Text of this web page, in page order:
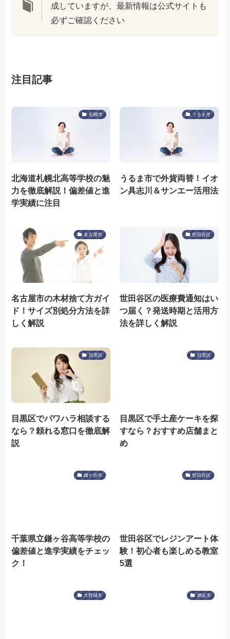
成していますが、最新情報は公式サイトも
必ずご確認ください
注目記事
札幌市
北海道札幌北高等学校の魅
力を徹底解説！偏差値と進
学実績に注目
うるま市
うるま市で外貨両替！イオ
ン具志川＆サンエー活用法
名古屋市
名古屋市の木材捨て方ガイ
ド！サイズ別処分方法を詳
しく解説
世田谷区
世田谷区の医療費通知はい
つ届く？発送時期と活用方
法を詳しく解説
目黒区
目黒区でパワハラ相談する
なら？頼れる窓口を徹底解
説
目黒区
目黒区で手土産ケーキを探
すなら？おすすめ店舗まと
め
鎌ケ谷市
千葉県立鎌ヶ谷高等学校の
偏差値と進学実績をチェッ
ク！
世田谷区
世田谷区でレジンアート体
験！初心者も楽しめる教室
5選
大野城市 網走市